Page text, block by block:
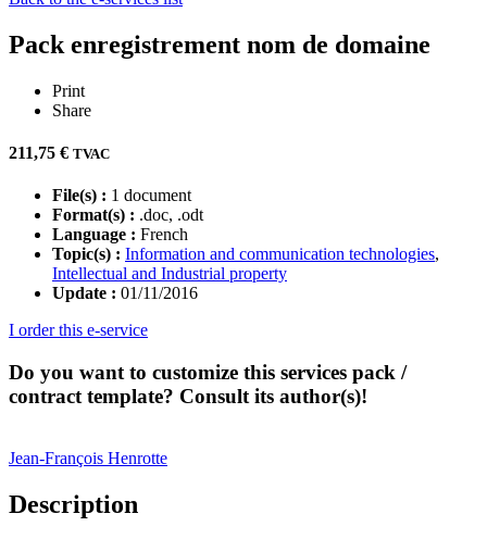
Pack enregistrement nom de domaine
Print
Share
211,75 € TVAC
File(s) : 1 document
Format(s) : .doc, .odt
Language : French
Topic(s) : Information and communication technologies,
Intellectual and Industrial property
Update : 01/11/2016
I order this e-service
Do you want to customize this services pack /
contract template? Consult its author(s)!
Jean-François Henrotte
Description